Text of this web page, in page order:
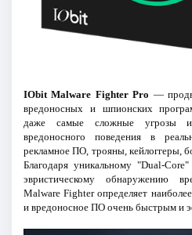
IObit Malware Fighter Pro —
вредоносных и шпионских
даже самые сложные угрозы
вредоносного поведения в
рекламное ПО, трояны, кейлоггеры,
Благодаря уникальному "Dual-
эвристическому обнаружению
Malware Fighter определяет
и вредоносное ПО очень быстрым и